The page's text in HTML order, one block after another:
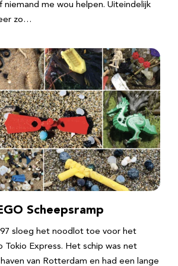
niemand me wou helpen. Uiteindelijk
zo…
Scheepsramp
sloeg het noodlot toe voor het
Tokio Express. Het schip was net
van Rotterdam en had een lange